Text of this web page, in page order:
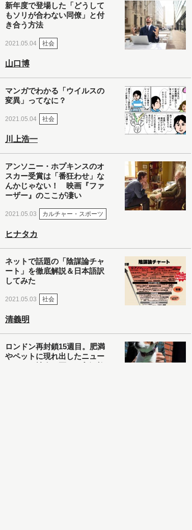
新年度で登場した「どうして
もソリが合わない同僚」と付
き合う方法
2021.05.04 社会
山口博
マンガでわかる「ウイルスの
変異」ってなに？
2021.05.04 社会
川上浩一
アンソニー・ホプキンスのオ
スカー受賞は「番狂わせ」な
んかじゃない！ 映画『ファ
ーザー』のここが凄い
2021.05.03 カルチャー・スポーツ
ヒナタカ
ネットで話題の「陰謀論チャ
ート」を徹底解説＆日本語訳
してみた
2021.05.03 社会
清義明
ロンドン再封鎖15週目。肥満
やペットに現れ出したニュー